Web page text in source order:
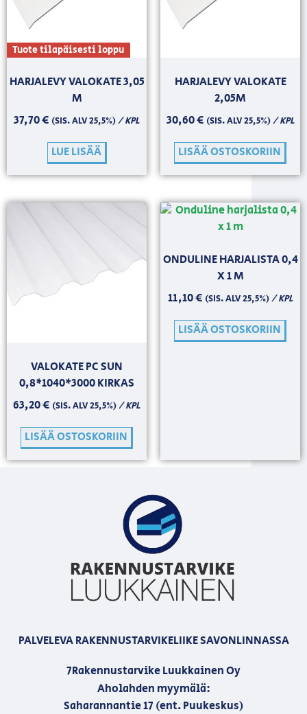
Tuote tilapäisesti loppu
HARJALEVY VALOKATE 3,05
M
37,70€ (SIS. ALV 25,5%)/ KPL
LUE LISÄÄ
HARJALEVY VALOKATE
2,05M
30,60€ (SIS. ALV 25,5%)/ KPL
LISÄÄ OSTOSKORIIN
VALOKATE PC SUN
0,8*1040*3000 KIRKAS
63,20€ (SIS. ALV 25,5%)/ KPL
LISÄÄ OSTOSKORIIN
ONDULINE HARJALISTA 0,4
X 1 M
11,10€ (SIS. ALV 25,5%)/ KPL
LISÄÄ OSTOSKORIIN
PALVELEVA RAKENNUSTARVIKELIIKE SAVONLINNASSA
7Rakennustarvike Luukkainen Oy
Aholahden myymälä:
Saharannantie 17 (ent. Puukeskus)